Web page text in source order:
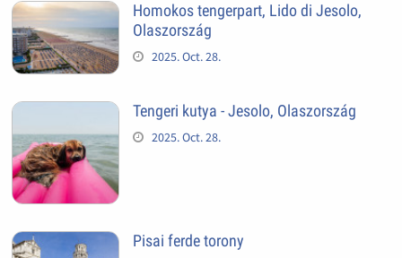
Homokos tengerpart, Lido di Jesolo,
Olaszország
2025. Oct. 28.
Tengeri kutya - Jesolo, Olaszország
2025. Oct. 28.
Pisai ferde torony